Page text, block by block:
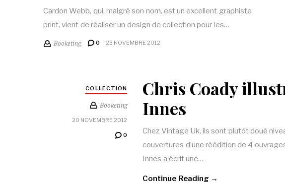
Cardon Webb, qui, malgré son nom, est un excellent graphiste
print, vient de réaliser un design de collection pour les…
Booketing 0 23 NOVEMBRE 2012
COLLECTION
Booketing
20 NOVEMBRE 2012
0
Chris Coady
Innes
Chez Vintage Uk, ils sont plutôt doué
couvertures d’une réédition de 4
Innes a écrit une…
Continue Reading →